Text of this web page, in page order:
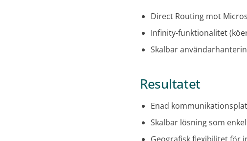
Direct Routing mot
Infinity-funktionalitet
Skalbar
Resultatet
Enad
Skalbar lösning som